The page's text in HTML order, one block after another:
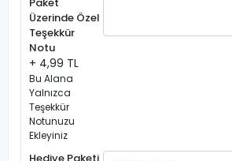
Üzerinde Özel
Teşekkür
Notu
+ 4,99 TL
Bu Alana
Yalnızca
Teşekkür
Notunuzu
Ekleyiniz